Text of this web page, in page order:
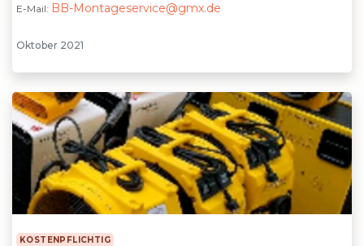
E-Mail: BB-Montageservice@gmx.de
Oktober 2021
KOSTENPFLICHTIG